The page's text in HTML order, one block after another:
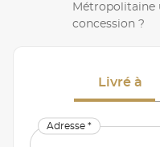
Métropolitaine
concession ?
Livré à
Adresse *